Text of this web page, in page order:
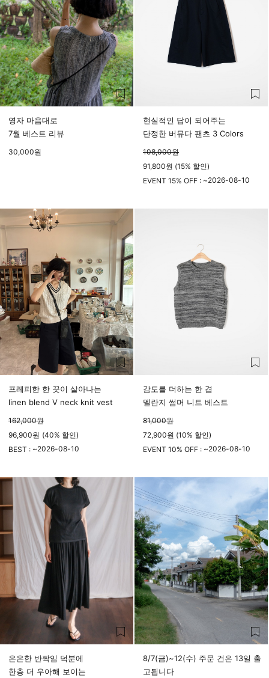
영자 마음대로
7월 베스트 리뷰
30,000원
현실적인 답이 되어주는
단정한 버뮤다 팬츠 3 Colors
108,000원
91,800원 (15% 할인)
EVENT 15% OFF : ~2026-08-10
프레피한 한 끗이 살아나는
linen blend V neck knit vest
162,000원
96,900원 (40% 할인)
BEST : ~2026-08-10
감도를 더하는 한 겹
멜란지 썸머 니트 베스트
81,000원
72,900원 (10% 할인)
EVENT 10% OFF : ~2026-08-10
은은한 반짝임 덕분에
한층 더 우아해 보이는
8/7(금)~12(수) 주문 건은 13일 출
고됩니다